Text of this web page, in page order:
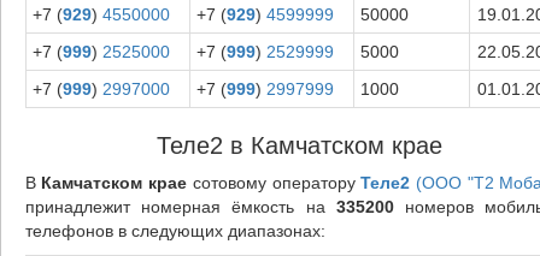
+7 (929) 4550000 +7 (929) 4599999 50000
+7 (999) 2525000 +7 (999) 2529999 5000
+7 (999) 2997000 +7 (999) 2997999 1000
Теле2 в Камчатском крае
В Камчатском крае сотовому операторуТеле2 (ООО "Т2
принадлежит номерная ёмкость на 335200номеров
телефонов в следующих диапазонах: